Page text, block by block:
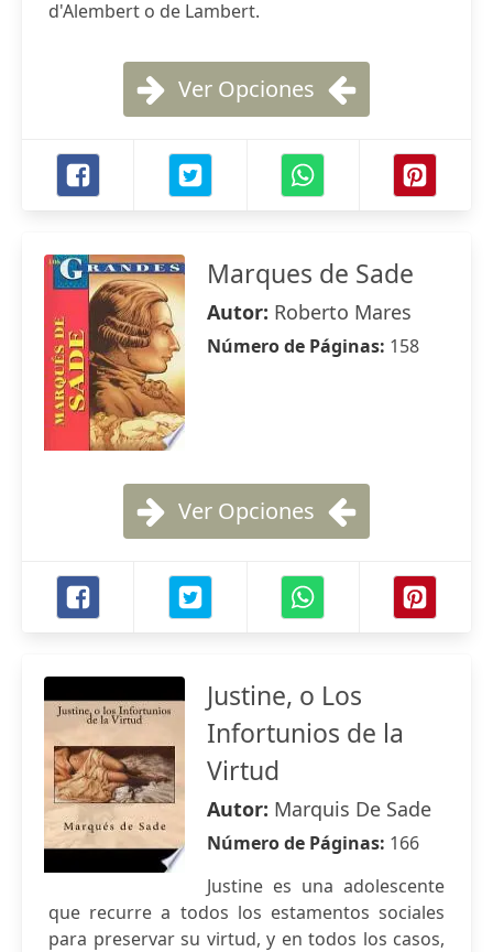
d'Alembert o de Lambert.
Ver Opciones
Marques de Sade
Autor: Roberto Mares
Número de Páginas: 158
Ver Opciones
Justine, o Los
Infortunios de la
Virtud
Autor: Marquis De Sade
Número de Páginas: 166
Justine es una adolescente
que recurre a todos los estamentos sociales
para preservar su virtud, y en todos los casos,